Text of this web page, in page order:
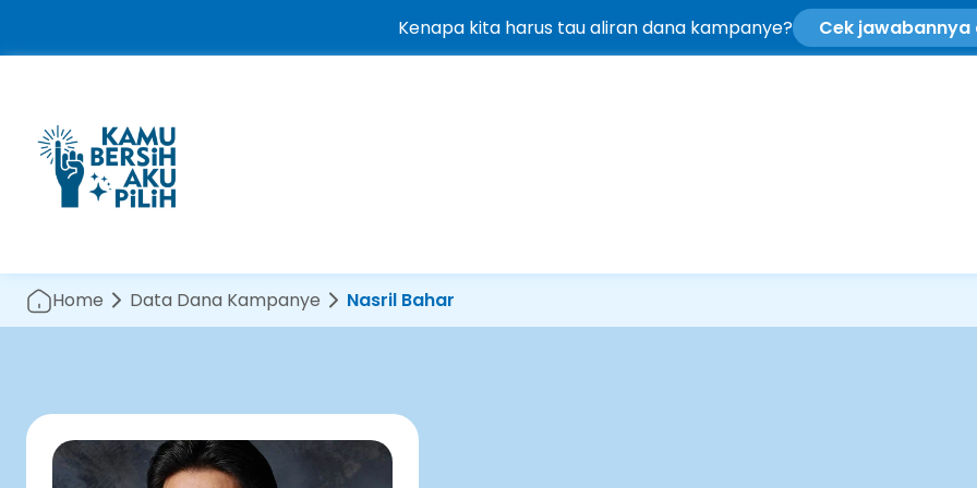
Kenapa kita harus tau aliran dana kampanye? Cek jawabannya
Home Data Dana Kampanye Nasril Bahar